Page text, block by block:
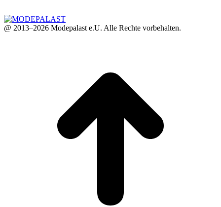
@ 2013–2026 Modepalast e.U. Alle Rechte vorbehalten.